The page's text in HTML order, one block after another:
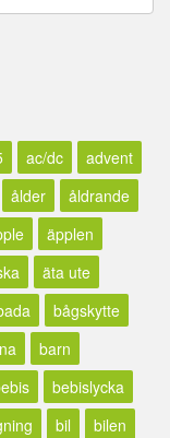
ac/dc
advent
ålder
åldrande
äpplen
äta ute
bågskytte
barn
bebislycka
bil
bilen